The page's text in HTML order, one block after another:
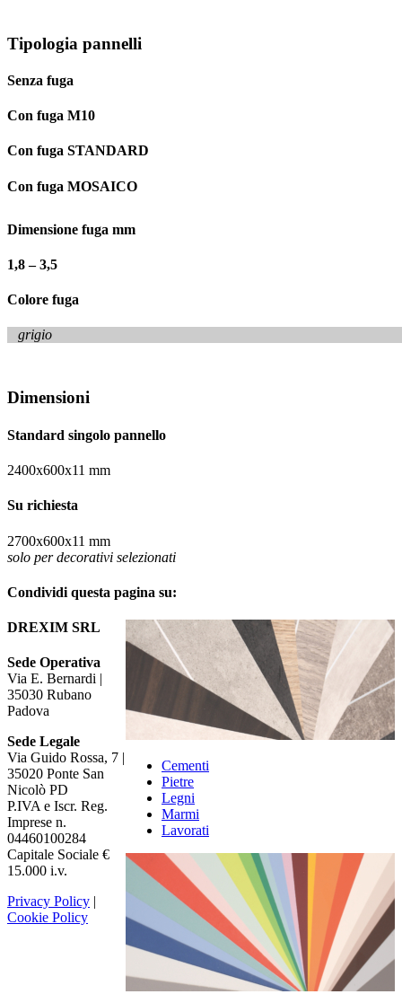
Tipologia pannelli
Senza fuga
Con fuga M10
Con fuga STANDARD
Con fuga MOSAICO
Dimensione fuga mm
1,8 – 3,5
Colore fuga
grigio
Dimensioni
Standard singolo pannello
2400x600x11 mm
Su richiesta
2700x600x11 mm
solo per decorativi selezionati
Condividi questa pagina su:
Facebook
Twitter
LinkedIn
Pinterest
Cementi
Pietre
Legni
Marmi
Lavorati
DREXIM SRL
Sede Operativa
Via E. Bernardi |
35030 Rubano
Padova
Sede Legale
Via Guido Rossa, 7 |
35020 Ponte San
Nicolò PD
P.IVA e Iscr. Reg.
Imprese n.
04460100284
Capitale Sociale €
15.000 i.v.
Privacy Policy |
Cookie Policy